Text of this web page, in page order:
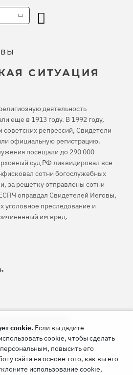
СИТУАЦИЯ
деятельность
еще в 1913 году. В 1992 году,
советских репрессий, Свидетели
официальную регистрацию.
посещали до 290 000
суд РФ ликвидировал все
сотни богослужебных
за решетку отправлены сотни
оправдал Свидетелей Иеговы,
уголовное преследование и
им вред.
«Север»
cookie. Если вы дадите
cookie, чтобы сделать
повысить его
сайта на основе того, как вы его
использование cookie,